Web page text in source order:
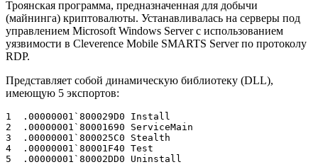
Троянская программа, предназначенная для добычи
(майнинга) криптовалюты. Устанавливалась на серверы под
управлением Microsoft Windows Server с использованием
уязвимости в Cleverence Mobile SMARTS Server по протоколу
RDP.
Представляет собой динамическую библиотеку (DLL),
имеющую 5 экспортов:
1  .00000001`800029D0 Install
2  .00000001`80001690 ServiceMain
3  .00000001`800025C0 Stealth
4  .00000001`80001F40 Test